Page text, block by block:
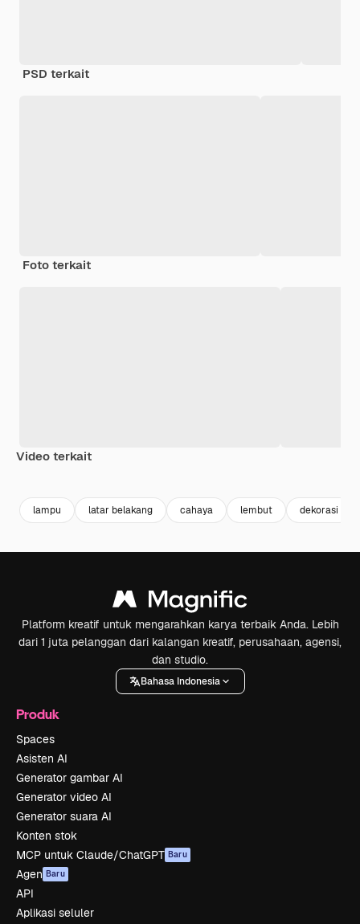
PSD terkait
Foto terkait
Video terkait
lampu latar belakang cahaya lembut dekorasi
Platform kreatif untuk mengarahkan karya terbaik Anda. Lebih
dari 1 juta pelanggan dari kalangan kreatif, perusahaan, agensi,
dan studio.
Bahasa Indonesia
Produk
Spaces
Asisten AI
Generator gambar AI
Generator video AI
Generator suara AI
Konten stok
MCP untuk Claude/ChatGPT Baru
Agen Baru
API
Aplikasi seluler